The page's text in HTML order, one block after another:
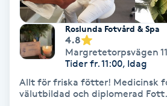
Funktionsanalys
Färgning
Föning
Roslunda Fotvård & Spa
4.8
Margretetorpsvägen 11
Tider fr. 11:00, Idag
Allt för friska fötter! Medicinsk fotvård utförd av
välutbildad och diplomerad